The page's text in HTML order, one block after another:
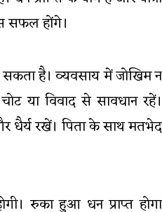
सफल होंगे।
सकता है। व्यवसाय में जोखिम न
या विवाद से सावधान रहें।
धैर्य रखें। पिता के साथ मतभेद
रुका हुआ धन प्राप्त होगा